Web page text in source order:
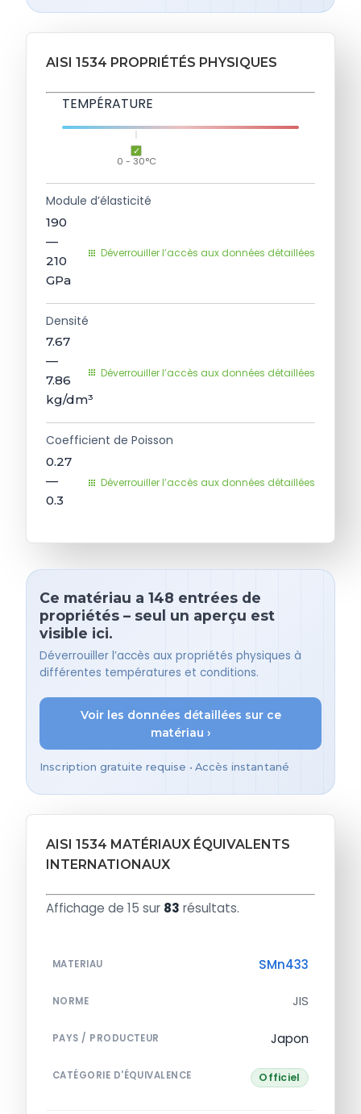
AISI 1534 PROPRIÉTÉS PHYSIQUES
TEMPÉRATURE
0 - 30°C
Module d’élasticité
190
—
210
GPa
Déverrouiller l’accès aux données détaillées
Densité
7.67
—
7.86
kg/dm³
Déverrouiller l’accès aux données détaillées
Coefficient de Poisson
0.27
—
0.3
Déverrouiller l’accès aux données détaillées
Ce matériau a 148 entrées de
propriétés – seul un aperçu est
visible ici.
Déverrouiller l’accès aux propriétés physiques à
différentes températures et conditions.
Voir les données détaillées sur ce
matériau ›
Inscription gratuite requise • Accès instantané
AISI 1534 MATÉRIAUX ÉQUIVALENTS
INTERNATIONAUX
Affichage de 15 sur 83 résultats.
MATERIAU SMn433
NORME JIS
PAYS / PRODUCTEUR Japon
CATÉGORIE D'ÉQUIVALENCE Officiel